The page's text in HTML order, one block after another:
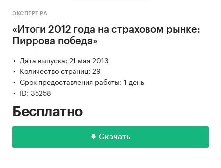
ЭКСПЕРТ РА
«Итоги 2012 года на страховом рынке:
Пиррова победа»
Дата выпуска: 21 мая 2013
Количество страниц: 29
Срок предоставления работы: 1 день
ID: 35258
Бесплатно
Скачать